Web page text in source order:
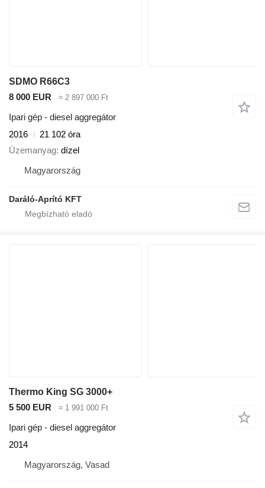
SDMO R66C3
8 000 EUR
≈ 2 897 000 Ft
Ipari gép - diesel aggregátor
2016
21 102 óra
Üzemanyag dízel
Magyarország
Daráló-Aprító KFT
Thermo King SG 3000+
5 500 EUR
≈ 1 991 000 Ft
Ipari gép - diesel aggregátor
2014
Magyarország, Vasad